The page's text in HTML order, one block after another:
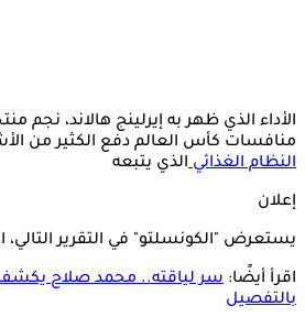
الأداء الذي ظهر به إيرلينج هالاند، نجم
منافسات كأس العالم دفع الكثير من
النظام الغذائيالذي يتبعه
إعلان
يستعرض "الكونسلتو" في التقرير التالي،
اقرأ أيضًا: سر لياقته.. محمد صلاح يكشف
بالتفصيل